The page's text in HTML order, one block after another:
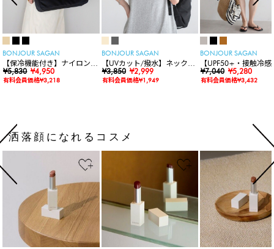
BONJOUR SAGAN
【保冷機能付き】ナイロンシ
ョルダーバッグ
¥5,830 ¥4,950
有料会員価格¥3,218
BONJOUR SAGAN
【UVカット/撥水】ネックカ
バー付きワイドリムハット
¥3,850 ¥2,999
有料会員価格¥1,949
BONJOUR SAGAN
【UPF50+・接触冷感
水】【水陸両用】ラ
ードロンパース
¥7,040 ¥5,280
有料会員価格¥3,432
洒落顔になれるコスメ